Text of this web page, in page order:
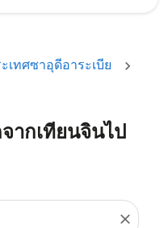
เทศซาอุดีอาระเบีย
ากเทียนจินไป
close
ทางและ/หรือปลายทาง) หรื